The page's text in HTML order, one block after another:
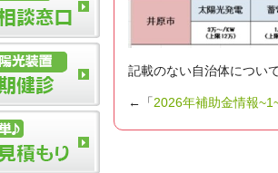
記載のない自治体につい
←「2026年補助金情報